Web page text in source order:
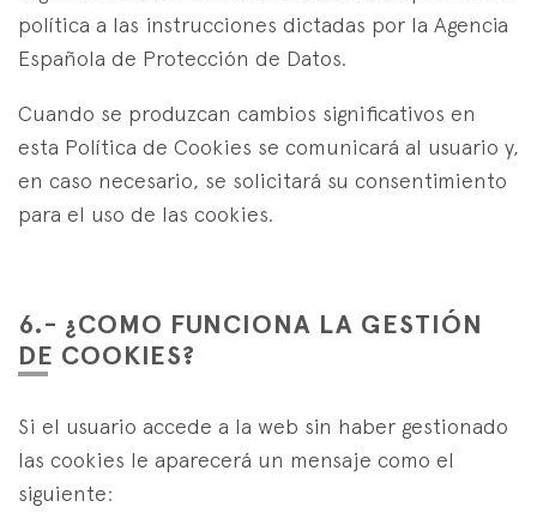
política a las instrucciones dictadas por la Agencia
Española de Protección de Datos.
Cuando se produzcan cambios significativos en
esta Política de Cookies se comunicará al usuario y,
en caso necesario, se solicitará su consentimiento
para el uso de las cookies.
6.- ¿COMO FUNCIONA LA GESTIÓN
DE COOKIES?
Si el usuario accede a la web sin haber gestionado
las cookies le aparecerá un mensaje como el
siguiente: